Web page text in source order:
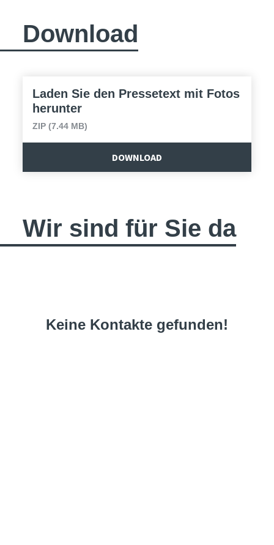
Download
Laden Sie den Pressetext mit Fotos
herunter
ZIP (7.44 MB)
DOWNLOAD
Wir sind für Sie da
Keine Kontakte gefunden!